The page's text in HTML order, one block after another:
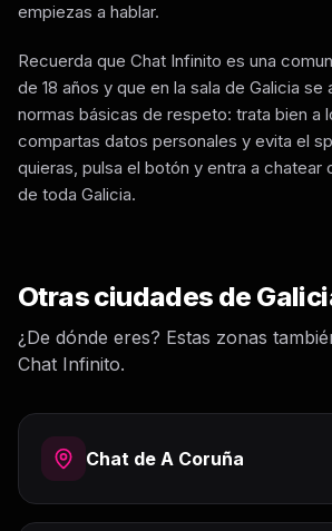
empiezas a hablar.
Recuerda que Chat Infinito es una
de 18 años y que en la sala de Galicia se
normas básicas de respeto: trata bien a
compartas datos personales y evita el
quieras, pulsa el botón y entra a chatear
de toda Galicia.
Otras ciudades de
¿De dónde eres? Estas zonas
Chat Infinito.
Chat de A Coruña